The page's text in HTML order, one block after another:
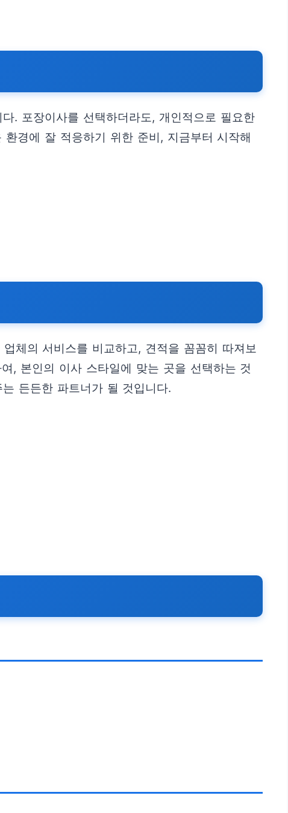
. 포장이사를 선택하더라도, 개인적으로 필요한
경에 잘 적응하기 위한 준비, 지금부터 시작해
체의 서비스를 비교하고, 견적을 꼼꼼히 따져보
, 본인의 이사 스타일에 맞는 곳을 선택하는 것
든든한 파트너가 될 것입니다.